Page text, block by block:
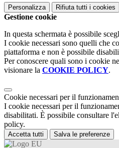
Personalizza Rifiuta tutti i cookies
Gestione cookie
In questa schermata è possibile
I cookie necessari sono quelli che
piattaforma e non è possibile
Per conoscere quali sono i cookie
visionare la COOKIE POLICY.
Cookie necessari per il
I cookie necessari per il
disabilitati. È possibile consultare
policy.
Accetta tutti Salva le preferenze